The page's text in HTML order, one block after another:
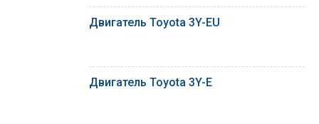
Двигатель Toyota 3Y-EU
Двигатель Toyota 3Y-E